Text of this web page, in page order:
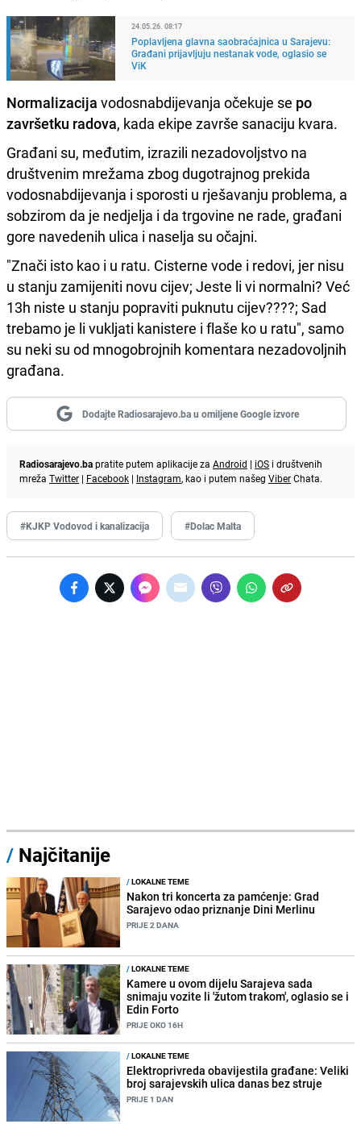
24.05.26. 08:17
Poplavljena glavna saobraćajnica u Sarajevu:
Građani prijavljuju nestanak vode, oglasio se
ViK
Normalizacija vodosnabdijevanja očekuje se po
završetku radova, kada ekipe završe sanaciju kvara.
Građani su, međutim, izrazili nezadovoljstvo na
društvenim mrežama zbog dugotrajnog prekida
vodosnabdijevanja i sporosti u rješavanju problema, a
sobzirom da je nedjelja i da trgovine ne rade, građani
gore navedenih ulica i naselja su očajni.
"Znači isto kao i u ratu. Cisterne vode i redovi, jer nisu
u stanju zamijeniti novu cijev; Jeste li vi normalni? Već
13h niste u stanju popraviti puknutu cijev????; Sad
trebamo je li vukljati kanistere i flaše ko u ratu", samo
su neki su od mnogobrojnih komentara nezadovoljnih
građana.
Dodajte Radiosarajevo.ba u omiljene Google izvore
Radiosarajevo.bapratite putem aplikacije za Android | iOS i društvenih
mreža Twitter | Facebook | Instagram, kao i putem našeg ViberChata.
#KJKP Vodovod i kanalizacija #Dolac Malta
/ Najčitanije
/LOKALNE TEME
Nakon tri koncerta za pamćenje: Grad
Sarajevo odao priznanje Dini Merlinu
PRIJE 2 DANA
/LOKALNE TEME
Kamere u ovom dijelu Sarajeva sada
snimaju vozite li 'žutom trakom', oglasio se i
Edin Forto
PRIJE OKO 16H
/LOKALNE TEME
Elektroprivreda obavijestila građane: Veliki
broj sarajevskih ulica danas bez struje
PRIJE 1 DAN